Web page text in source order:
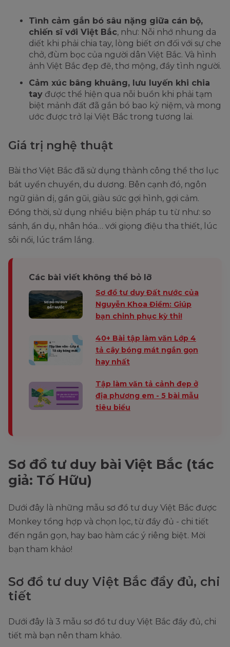
Tình cảm gắn bó sâu nặng giữa cán bộ,
chiến sĩ với Việt Bắc, như: Nỗi nhớ nhung da
diết khi phải chia tay, lòng biết ơn đối với sự che
chở, đùm bọc của người dân Việt Bắc. Và hình
ảnh Việt Bắc đẹp đẽ, thơ mộng, đầy tình người.
Cảm xúc bâng khuâng, lưu luyến khi chia
tay được thể hiện qua nỗi buồn khi phải tạm
biệt mảnh đất đã gắn bó bao kỷ niệm, và mong
ước được trở lại Việt Bắc trong tương lai.
Giá trị nghệ thuật
Bài thơ Việt Bắc đã sử dụng thành công thể thơ lục
bát uyển chuyển, du dương. Bên cạnh đó, ngôn
ngữ giản dị, gần gũi, giàu sức gợi hình, gợi cảm.
Đồng thời, sử dụng nhiều biện pháp tu từ như: so
sánh, ẩn dụ, nhân hóa… với giọng điệu tha thiết, lúc
sôi nổi, lúc trầm lắng.
Các bài viết không thể bỏ lỡ
Sơ đồ tư duy Đất nước của
Nguyễn Khoa Điềm: Giúp
bạn chinh phục kỳ thi!
40+ Bài tập làm văn Lớp 4
tả cây bóng mát ngắn gọn
hay nhất
Tập làm văn tả cảnh đẹp ở
địa phương em - 5 bài mẫu
tiêu biểu
Sơ đồ tư duy bài Việt Bắc (tác
giả: Tố Hữu)
Dưới đây là những mẫu sơ đồ tư duy Việt Bắc được
Monkey tổng hợp và chọn lọc, từ đầy đủ - chi tiết
đến ngắn gọn, hay bao hàm các ý riêng biệt. Mời
bạn tham khảo!
Sơ đồ tư duy Việt Bắc đầy đủ, chi
tiết
Dưới đây là 3 mẫu sơ đồ tư duy Việt Bắc đầy đủ, chi
tiết mà bạn nên tham khảo.